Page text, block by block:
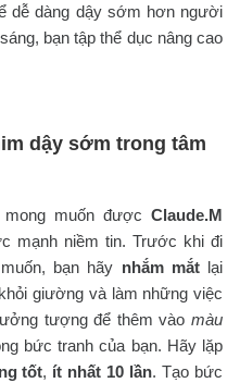
dễ dàng dậy sớm hơn người
bạn tập thể dục nâng cao
dậy sớm trong tâm
muốn được Claude.M
mạnh niềm tin. Trước khi đi
bạn hãy nhắm mắtlại
giường và làm những việc
tượng để thêm vào màu
bức tranh của bạn. Hãy lặp
tốt, ít nhất 10 lần. Tạo bức